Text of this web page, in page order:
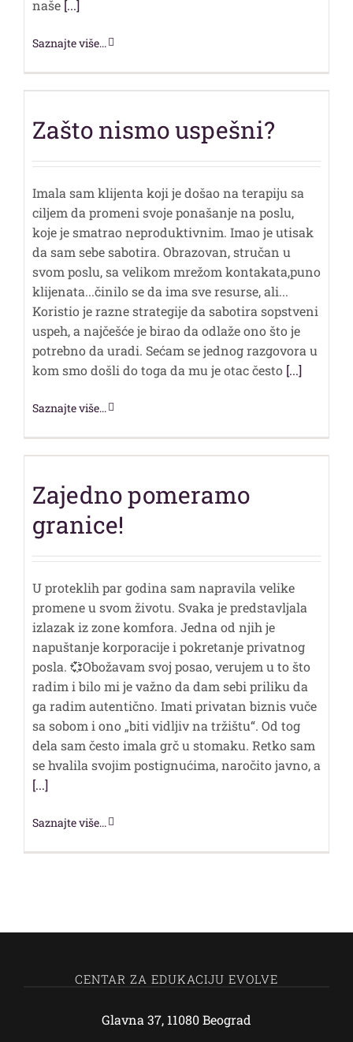
naše [...]
Saznajte više...
Zašto nismo uspešni?
Imala sam klijenta koji je došao na terapiju sa
ciljem da promeni svoje ponašanje na poslu,
koje je smatrao neproduktivnim. Imao je utisak
da sam sebe sabotira. Obrazovan, stručan u
svom poslu, sa velikom mrežom kontakata,puno
klijenata...činilo se da ima sve resurse, ali...
Koristio je razne strategije da sabotira sopstveni
uspeh, a najčešće je birao da odlaže ono što je
potrebno da uradi. Sećam se jednog razgovora u
kom smo došli do toga da mu je otac često [...]
Saznajte više...
Zajedno pomeramo
granice!
U proteklih par godina sam napravila velike
promene u svom životu. Svaka je predstavljala
izlazak iz zone komfora. Jedna od njih je
napuštanje korporacije i pokretanje privatnog
posla. 💞Obožavam svoj posao, verujem u to što
radim i bilo mi je važno da dam sebi priliku da
ga radim autentično. Imati privatan biznis vuče
sa sobom i ono „biti vidljiv na tržištu“. Od tog
dela sam često imala grč u stomaku. Retko sam
se hvalila svojim postignućima, naročito javno, a
[...]
Saznajte više...
CENTAR ZA EDUKACIJU EVOLVE
Glavna 37, 11080 Beograd